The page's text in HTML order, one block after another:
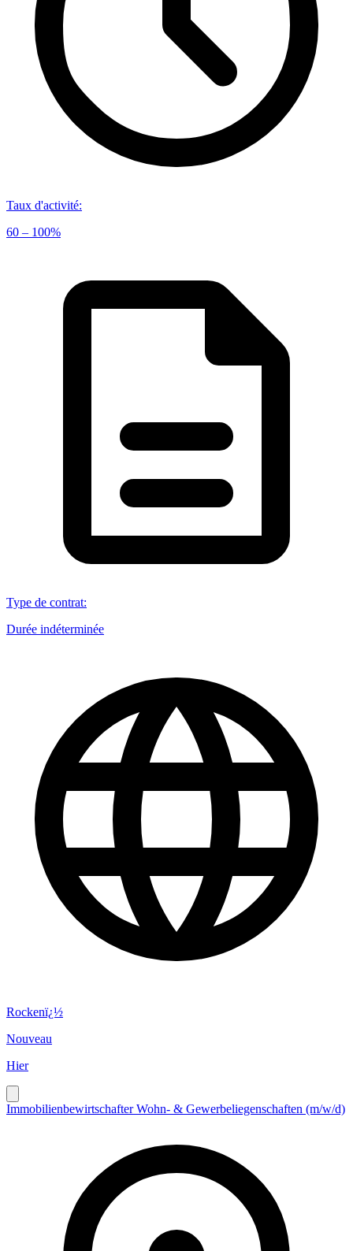
Taux d'activité:
60 – 100%
Type de contrat:
Durée indéterminée
Rockenï¿½
Nouveau
Hier
Immobilienbewirtschafter Wohn- & Gewerbeliegenschaften (m/w/d)